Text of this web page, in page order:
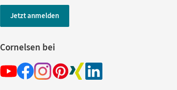
Jetzt anmelden
Cornelsen bei